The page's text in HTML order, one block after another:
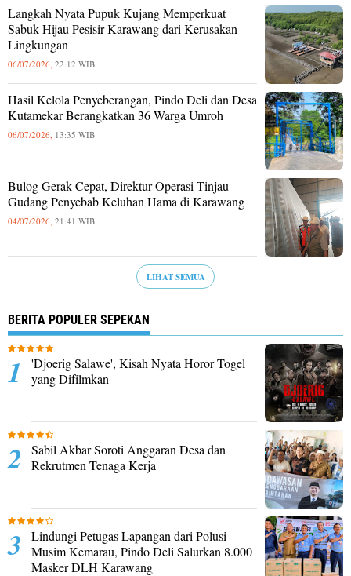
Langkah Nyata Pupuk Kujang Memperkuat
Sabuk Hijau Pesisir Karawang dari Kerusakan
Lingkungan
06/07/2026, 22:12 WIB
Hasil Kelola Penyeberangan, Pindo Deli dan Desa
Kutamekar Berangkatkan 36 Warga Umroh
06/07/2026, 13:35 WIB
Bulog Gerak Cepat, Direktur Operasi Tinjau
Gudang Penyebab Keluhan Hama di Karawang
04/07/2026, 21:41 WIB
LIHAT SEMUA
BERITA POPULER SEPEKAN
'Djoerig Salawe', Kisah Nyata Horor Togel
yang Difilmkan
Sabil Akbar Soroti Anggaran Desa dan
Rekrutmen Tenaga Kerja
Lindungi Petugas Lapangan dari Polusi
Musim Kemarau, Pindo Deli Salurkan 8.000
Masker DLH Karawang